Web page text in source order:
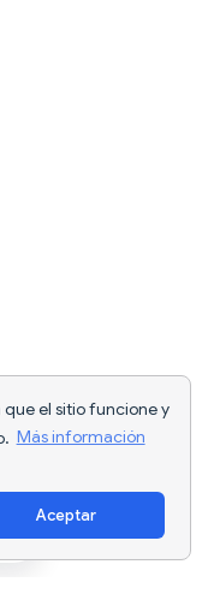
que el sitio funcione y
Más información
Aceptar